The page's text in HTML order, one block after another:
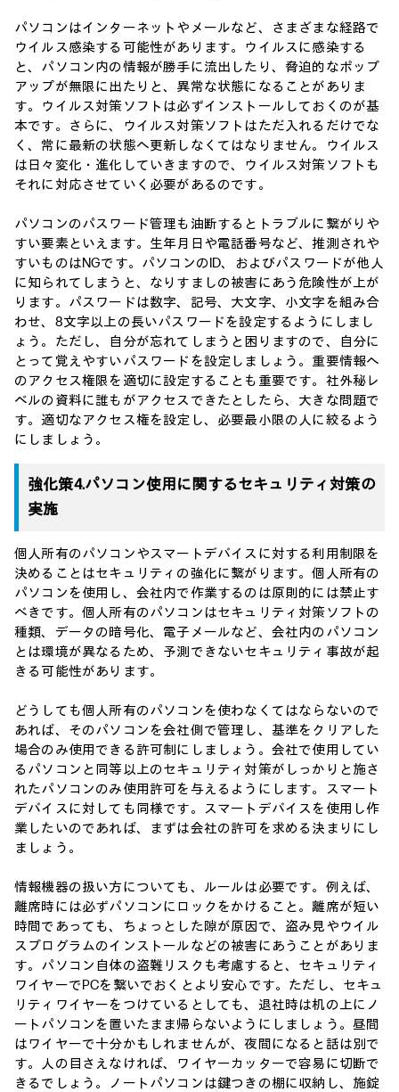
パソコンはインターネットやメールなど、さまざまな経路で
ウイルス感染する可能性があります。ウイルスに感染する
と、パソコン内の情報が勝手に流出したり、脅迫的なポップ
アップが無限に出たりと、異常な状態になることがありま
す。ウイルス対策ソフトは必ずインストールしておくのが基
本です。さらに、ウイルス対策ソフトはただ入れるだけでな
く、常に最新の状態へ更新しなくてはなりません。ウイルス
は日々変化・進化していきますので、ウイルス対策ソフトも
それに対応させていく必要があるのです。
パソコンのパスワード管理も油断するとトラブルに繋がりや
すい要素といえます。生年月日や電話番号など、推測されや
すいものはNGです。パソコンのID、およびパスワードが他人
に知られてしまうと、なりすましの被害にあう危険性が上が
ります。パスワードは数字、記号、大文字、小文字を組み合
わせ、8文字以上の長いパスワードを設定するようにしまし
ょう。ただし、自分が忘れてしまうと困りますので、自分に
とって覚えやすいパスワードを設定しましょう。重要情報へ
のアクセス権限を適切に設定することも重要です。社外秘レ
ベルの資料に誰もがアクセスできたとしたら、大きな問題で
す。適切なアクセス権を設定し、必要最小限の人に絞るよう
にしましょう。
強化策4.パソコン使用に関するセキュリティ対策の
実施
個人所有のパソコンやスマートデバイスに対する利用制限を
決めることはセキュリティの強化に繋がります。個人所有の
パソコンを使用し、会社内で作業するのは原則的には禁止す
べきです。個人所有のパソコンはセキュリティ対策ソフトの
種類、データの暗号化、電子メールなど、会社内のパソコン
とは環境が異なるため、予測できないセキュリティ事故が起
きる可能性があります。
どうしても個人所有のパソコンを使わなくてはならないので
あれば、そのパソコンを会社側で管理し、基準をクリアした
場合のみ使用できる許可制にしましょう。会社で使用してい
るパソコンと同等以上のセキュリティ対策がしっかりと施さ
れたパソコンのみ使用許可を与えるようにします。スマート
デバイスに対しても同様です。スマートデバイスを使用し作
業したいのであれば、まずは会社の許可を求める決まりにし
ましょう。
情報機器の扱い方についても、ルールは必要です。例えば、
離席時には必ずパソコンにロックをかけること。離席が短い
時間であっても、ちょっとした隙が原因で、盗み見やウイル
スプログラムのインストールなどの被害にあうことがありま
す。パソコン自体の盗難リスクも考慮すると、セキュリティ
ワイヤーでPCを繋いでおくとより安心です。ただし、セキュ
リティワイヤーをつけているとしても、退社時は机の上にノ
ートパソコンを置いたまま帰らないようにしましょう。昼間
はワイヤーで十分かもしれませんが、夜間になると話は別で
す。人の目さえなければ、ワイヤーカッターで容易に切断で
きるでしょう。ノートパソコンは鍵つきの棚に収納し、施錠